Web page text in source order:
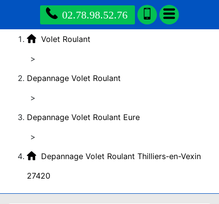
02.78.98.52.76
Volet Roulant
>
Depannage Volet Roulant
>
Depannage Volet Roulant Eure
>
Depannage Volet Roulant Thilliers-en-Vexin
27420